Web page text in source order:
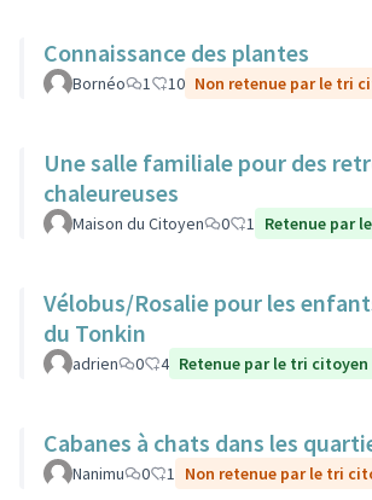
Connaissance des plantes
Bornéo 1 10 Non retenue par le tri
Une salle familiale pour des
chaleureuses
Maison du Citoyen 0 1 Retenue par
Vélobus/Rosalie pour les
du Tonkin
adrien 0 4 Retenue par le tri citoyen
Cabanes à chats dans les
Nanimu 0 1 Non retenue par le tri